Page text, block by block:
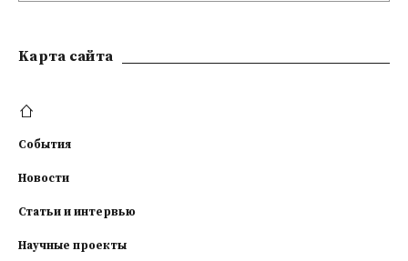
Kарта сайта
События
Новости
Статьи и интервью
Научные проекты